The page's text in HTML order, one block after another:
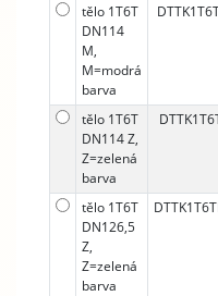
tělo 1T6T
DN114
M,
M=modrá
barva
tělo 1T6T
DN114 Z,
Z=zelená
barva
tělo 1T6T
DN126,5
Z,
Z=zelená
barva